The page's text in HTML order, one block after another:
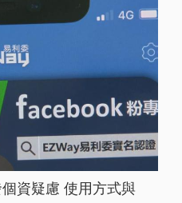
資疑慮 使用方式與